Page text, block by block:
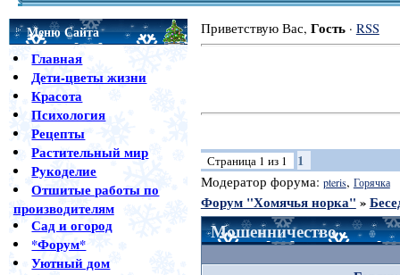
Меню Сайта
Главная
Дети-цветы жизни
Красота
Психология
Рецепты
Растительный мир
Рукоделие
Отшитые работы по
производителям
Сад и огород
*Форум*
Уютный дом
Приветствую Вас, Гость· RSS
Страница 1 из 1 1
Модератор форума: pteris, Горячка
Форум "Хомячья норка" »
Мошенничество